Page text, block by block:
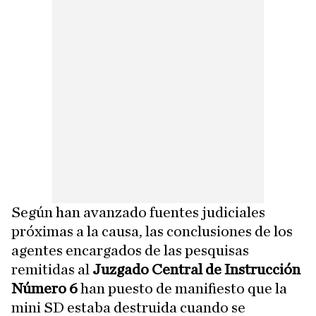
Según han avanzado fuentes judiciales
próximas a la causa, las conclusiones de los
agentes encargados de las pesquisas
remitidas al Juzgado Central de Instrucción
Número 6han puesto de manifiesto que la
mini SD estaba destruida cuando se